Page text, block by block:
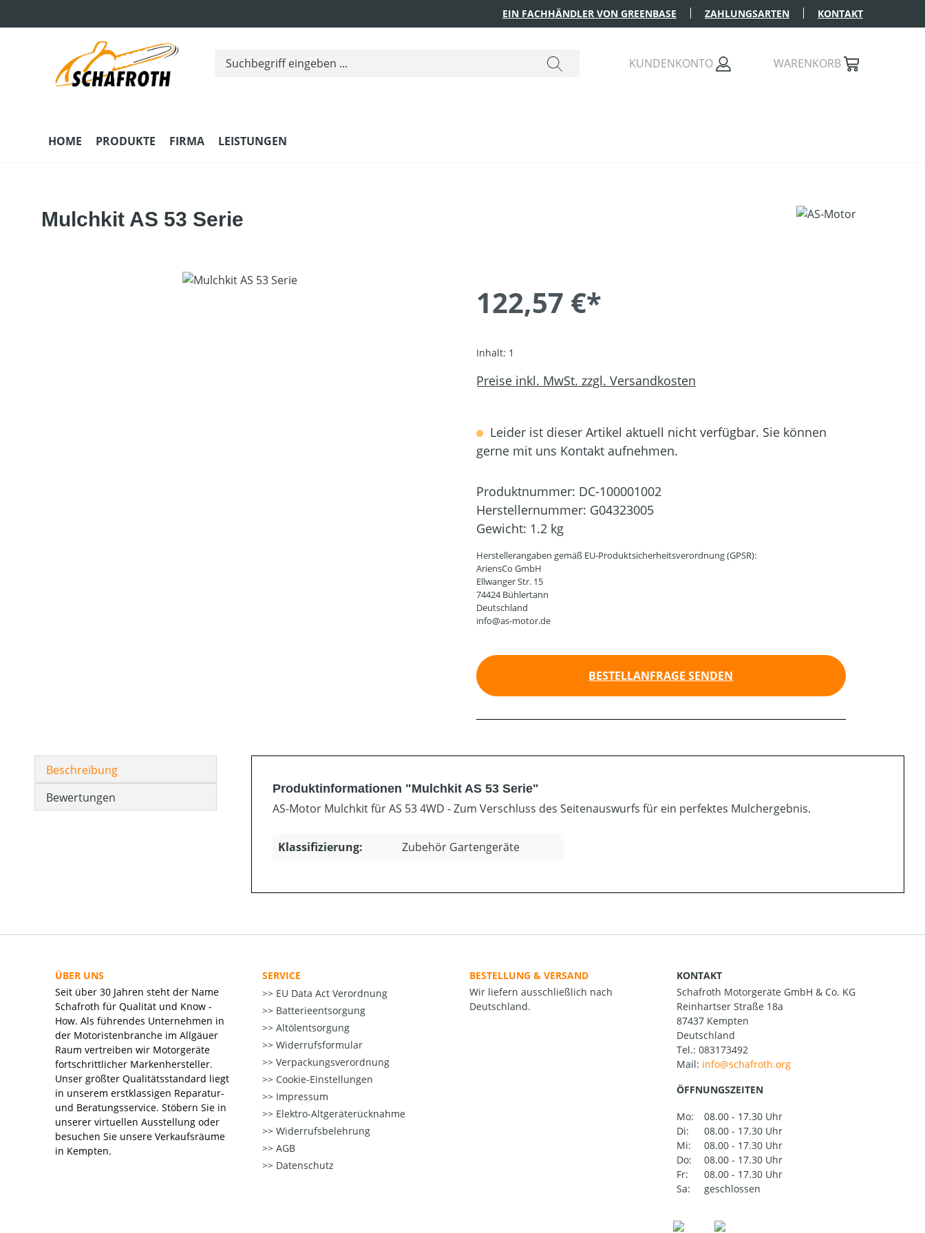
EIN FACHHÄNDLER VON GREENBASE ZAHLUNGSARTEN KONTAKT
KUNDENKONTO WARENKORB
HOME PRODUKTE FIRMA LEISTUNGEN
Mulchkit AS 53 Serie
122,57 €*
Inhalt: 1
Preise inkl. MwSt. zzgl. Versandkosten
Leider ist dieser Artikel aktuell nicht verfügbar. Sie können
gerne mit uns Kontakt aufnehmen.
Produktnummer: DC-100001002
Herstellernummer: G04323005
Gewicht: 1.2 kg
Herstellerangaben gemäß EU-Produktsicherheitsverordnung (GPSR):
AriensCo GmbH
Ellwanger Str. 15
74424 Bühlertann
Deutschland
info@as-motor.de
BESTELLANFRAGE SENDEN
Beschreibung
Bewertungen
Produktinformationen "Mulchkit AS 53 Serie"
AS-Motor Mulchkit für AS 53 4WD - Zum Verschluss des Seitenauswurfs für ein perfektes Mulchergebnis.
Klassifizierung: Zubehör Gartengeräte
ÜBER UNS
Seit über 30 Jahren steht der Name
Schafroth für Qualität und Know -
How. Als führendes Unternehmen in
der Motoristenbranche im Allgäuer
Raum vertreiben wir Motorgeräte
fortschrittlicher Markenhersteller.
Unser größter Qualitätsstandard liegt
in unserem erstklassigen Reparatur-
und Beratungsservice. Stöbern Sie in
unserer virtuellen Ausstellung oder
besuchen Sie unsere Verkaufsräume
in Kempten.
SERVICE
EU Data Act Verordnung
Batterieentsorgung
Altölentsorgung
Widerrufsformular
Verpackungsverordnung
Cookie-Einstellungen
Impressum
Elektro-Altgeräterücknahme
Widerrufsbelehrung
AGB
Datenschutz
BESTELLUNG & VERSAND
Wir liefern ausschließlich nach
Deutschland.
KONTAKT
Schafroth Motorgeräte GmbH & Co. KG
Reinhartser Straße 18a
87437 Kempten
Deutschland
Tel.: 083173492
Mail:
ÖFFNUNGSZEITEN
Mo:
08.00 - 17.30 Uhr
Di:
08.00 - 17.30 Uhr
Mi:
08.00 - 17.30 Uhr
Do:
08.00 - 17.30 Uhr
Fr:
08.00 - 17.30 Uhr
Sa:
geschlossen